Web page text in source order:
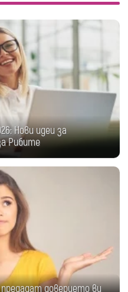
Нови идеи за
Рибите
доверието ви